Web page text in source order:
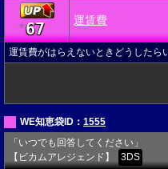
★67 運賃費
運賃費がはらえないときどうしたら
WE知恵袋ID： 1555
「いつでも回答してください」
【ビカムアレジェンド】
3DS